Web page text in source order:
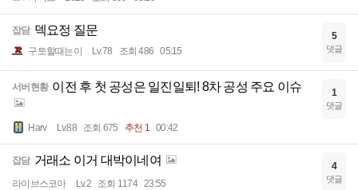
잡담 덱요정 질문
구토할때는이 Lv.78 조회 486 05:15
5
댓글
서버현황 이전 후 첫 공성은 일진일퇴! 8차 공성 주요 이슈
Harv Lv.88 조회 675 추천 1 00:42
1
댓글
잡담 거래소 이거 대박이네여
라이브스코아 Lv.2 조회 1174 23:55
4
댓글